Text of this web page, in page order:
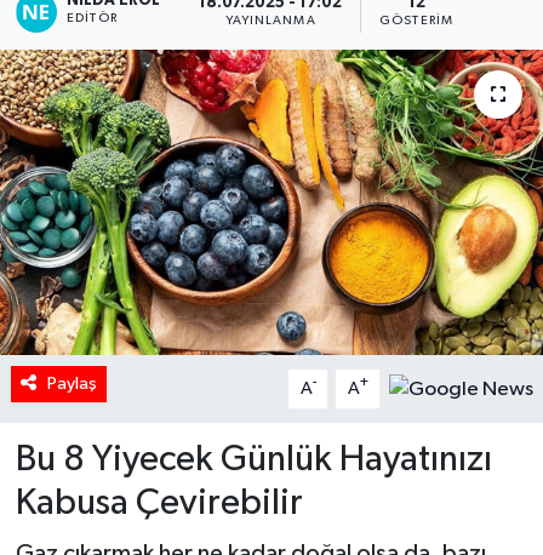
EDITÖR
18.07.2025 - 17:02
YAYINLANMA
12
GÖSTERIM
Paylaş A- A+
Bu 8 Yiyecek Günlük Hayatınızı
Kabusa Çevirebilir